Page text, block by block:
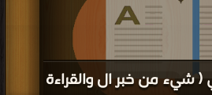
( شيء من خبر ال والقراءة